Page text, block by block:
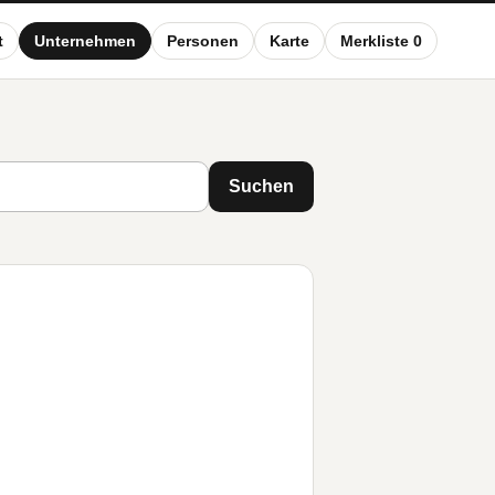
Unternehmen Personen Karte Merkliste 0
Suchen